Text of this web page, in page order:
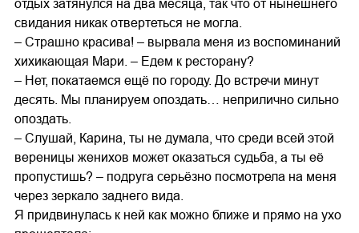
отдых затянулся на два месяца, так что от нынешнего
свидания никак отвертеться не могла.
– Страшно красива! – вырвала меня из воспоминаний
хихикающая Мари. – Едем к ресторану?
– Нет, покатаемся ещё по городу. До встречи минут
десять. Мы планируем опоздать… неприлично сильно
опоздать.
– Слушай, Карина, ты не думала, что среди всей этой
вереницы женихов может оказаться судьба, а ты её
пропустишь? – подруга серьёзно посмотрела на меня
через зеркало заднего вида.
Я придвинулась к ней как можно ближе и прямо на ухо